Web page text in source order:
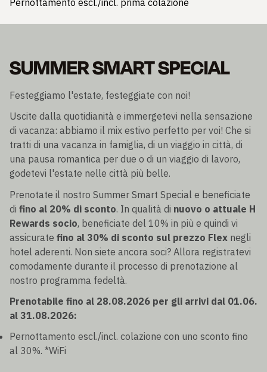
Pernottamento escl./incl. prima colazione
SUMMER SMART SPECIAL
Festeggiamo l'estate, festeggiate con noi!
Uscite dalla quotidianità e immergetevi nella sensazione
di vacanza: abbiamo il mix estivo perfetto per voi! Che si
tratti di una vacanza in famiglia, di un viaggio in città, di
una pausa romantica per due o di un viaggio di lavoro,
godetevi l'estate nelle città più belle.
Prenotate il nostro Summer Smart Special e beneficiate
di fino al 20% di sconto. In qualità di nuovo o attuale H
Rewards socio, beneficiate del 10% in più e quindi vi
assicurate fino al 30% di sconto sul prezzo Flex negli
hotel aderenti. Non siete ancora soci? Allora registratevi
comodamente durante il processo di prenotazione al
nostro programma fedeltà.
Prenotabile fino al 28.08.2026 per gli arrivi dal 01.06.
al 31.08.2026:
Pernottamento escl./incl. colazione con uno sconto fino
al 30%. *WiFi